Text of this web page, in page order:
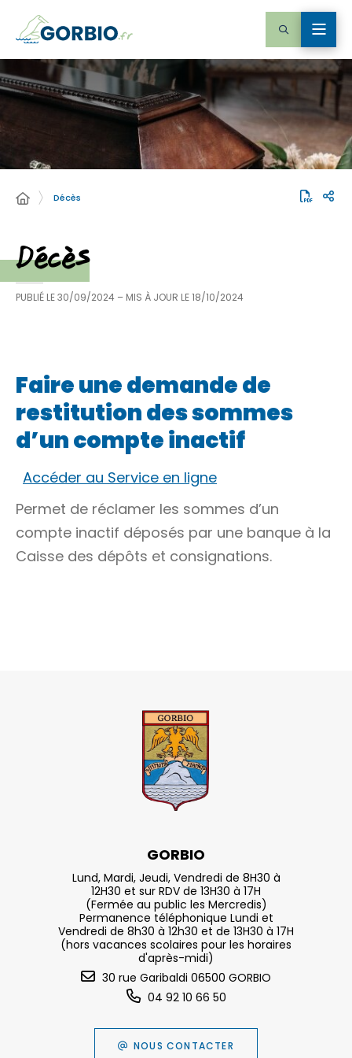
Décès
Décès
PUBLIÉ LE30/09/2024 – MIS À JOUR LE18/10/2024
Faire une demande de
restitution des sommes
d’un compte inactif
Accéder au Service en ligne
Permet de réclamer les sommes d’un
compte inactif déposés par une banque à la
Caisse des dépôts et consignations.
GORBIO
Lund, Mardi, Jeudi, Vendredi de 8H30 à
12H30 et sur RDV de 13H30 à 17H
(Fermée au public les Mercredis)
Permanence téléphonique Lundi et
Vendredi de 8h30 à 12h30 et de 13H30 à 17H
(hors vacances scolaires pour les horaires
d'après-midi)
30 rue Garibaldi 06500 GORBIO
04 92 10 66 50
NOUS CONTACTER